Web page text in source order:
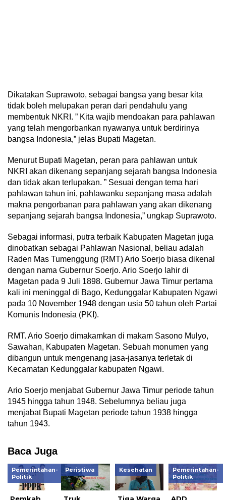
Dikatakan Suprawoto, sebagai bangsa yang besar kita
tidak boleh melupakan peran dari pendahulu yang
membentuk NKRI. ” Kita wajib mendoakan para pahlawan
yang telah mengorbankan nyawanya untuk berdirinya
bangsa Indonesia,” jelas Bupati Magetan.
Menurut Bupati Magetan, peran para pahlawan untuk
NKRI akan dikenang sepanjang sejarah bangsa Indonesia
dan tidak akan terlupakan. ” Sesuai dengan tema hari
pahlawan tahun ini, pahlawanku sepanjang masa adalah
makna pengorbanan para pahlawan yang akan dikenang
sepanjang sejarah bangsa Indonesia,” ungkap Suprawoto.
Sebagai informasi, putra terbaik Kabupaten Magetan juga
dinobatkan sebagai Pahlawan Nasional, beliau adalah
Raden Mas Tumenggung (RMT) Ario Soerjo biasa dikenal
dengan nama Gubernur Soerjo. Ario Soerjo lahir di
Magetan pada 9 Juli 1898. Gubernur Jawa Timur pertama
kali ini meninggal di Bago, Kedunggalar Kabupaten Ngawi
pada 10 November 1948 dengan usia 50 tahun oleh Partai
Komunis Indonesia (PKI).
RMT. Ario Soerjo dimakamkan di makam Sasono Mulyo,
Sawahan, Kabupaten Magetan. Sebuah monumen yang
dibangun untuk mengenang jasa-jasanya terletak di
Kecamatan Kedunggalar kabupaten Ngawi.
Ario Soerjo menjabat Gubernur Jawa Timur periode tahun
1945 hingga tahun 1948. Sebelumnya beliau juga
menjabat Bupati Magetan periode tahun 1938 hingga
tahun 1943.
Baca Juga
Pemerintahan-
Politik
Peristiwa Kesehatan
Pemerintahan-
Politik